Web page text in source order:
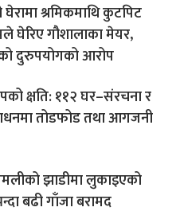
घेरामा श्रमिकमाथि कुटपिट
घेरिए गौशालाका मेयर,
दुरुपयोगको आरोप
क्षति: ११२ घर–संरचना र
तोडफोड तथा आगजनी
झाडीमा लुकाइएको
बढी गाँजा बरामद